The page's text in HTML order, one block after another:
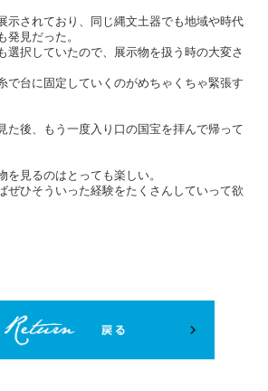
示されており、同じ縄文土器でも地域や時代
発見だった。
選択していたので、展示物を扱う時の大変さ
で台に固定していくのがめちゃくちゃ緊張す
た後、もう一度入り口の国宝を拝んで帰って
を見るのはとっても楽しい。
ぜひそういった経験をたくさんしていって欲